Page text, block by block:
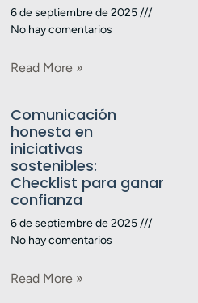
6 de septiembre de 2025
No hay comentarios
Read More »
Comunicación
honesta en
iniciativas
sostenibles:
Checklist para ganar
confianza
6 de septiembre de 2025
No hay comentarios
Read More »